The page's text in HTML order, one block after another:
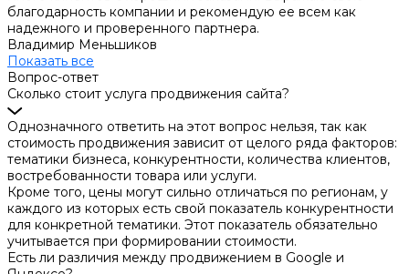
благодарность компании и рекомендую ее всем как
надежного и проверенного партнера.
Владимир Меньшиков
Показать все
Вопрос-ответ
Сколько стоит услуга продвижения сайта?
Однозначного ответить на этот вопрос нельзя, так как
стоимость продвижения зависит от целого ряда факторов:
тематики бизнеса, конкурентности, количества клиентов,
востребованности товара или услуги.
Кроме того, цены могут сильно отличаться по регионам, у
каждого из которых есть свой показатель конкурентности
для конкретной тематики. Этот показатель обязательно
учитывается при формировании стоимости.
Есть ли различия между продвижением в Google и